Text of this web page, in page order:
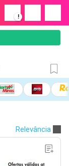
!
Relevância